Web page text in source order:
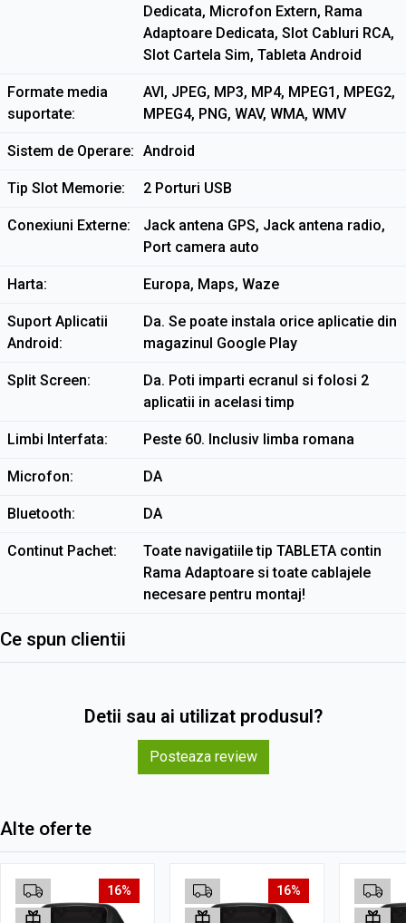
Dedicata, Microfon Extern, Rama
Adaptoare Dedicata, Slot Cabluri RCA,
Slot Cartela Sim, Tableta Android
Formate media
suportate
AVI, JPEG, MP3, MP4, MPEG1, MPEG2,
MPEG4, PNG, WAV, WMA, WMV
Sistem de Operare Android
Tip Slot Memorie 2 Porturi USB
Conexiuni Externe
Jack antena GPS, Jack antena radio,
Port camera auto
Harta Europa, Maps, Waze
Suport Aplicatii
Android
Da. Se poate instala orice aplicatie din
magazinul Google Play
Split Screen
Da. Poti imparti ecranul si folosi 2
aplicatii in acelasi timp
Limbi Interfata Peste 60. Inclusiv limba romana
Microfon DA
Bluetooth DA
Continut Pachet
Toate navigatiile tip TABLETA contin
Rama Adaptoare si toate cablajele
necesare pentru montaj!
Ce spun clientii
Detii sau ai utilizat produsul?
Posteaza review
Alte oferte
16% 16%